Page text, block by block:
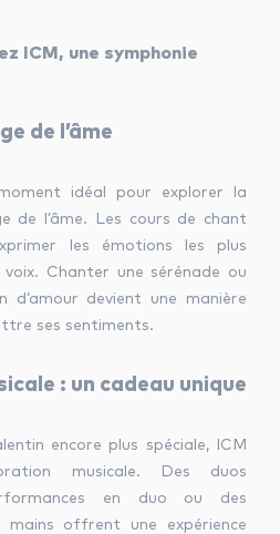
ICM, une symphonie
de l’âme
idéal pour explorer la
de l’âme. Les cours de chant
les émotions les plus
Chanter une sérénade ou
d’amour devient une manière
ses sentiments.
: un cadeau unique
encore plus spéciale, ICM
musicale. Des duos
en duo ou des
offrent une expérience